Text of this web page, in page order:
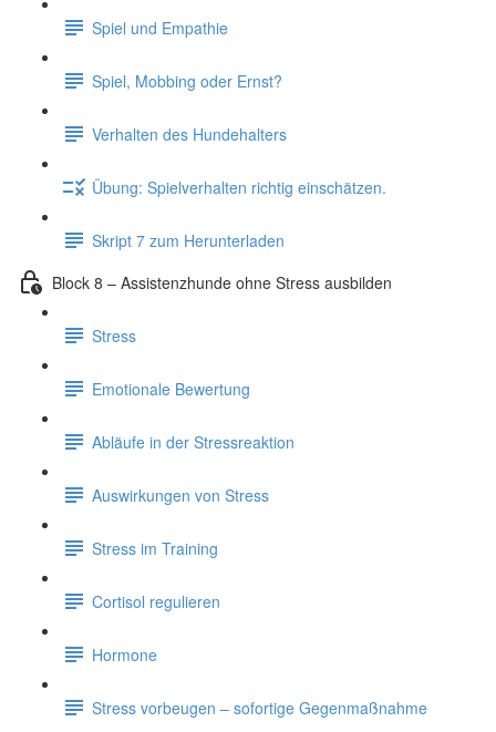
Spiel und Empathie
Spiel, Mobbing oder Ernst?
Verhalten des Hundehalters
Übung: Spielverhalten richtig einschätzen.
Skript 7 zum Herunterladen
Block 8 – Assistenzhunde ohne Stress ausbilden
Stress
Emotionale Bewertung
Abläufe in der Stressreaktion
Auswirkungen von Stress
Stress im Training
Cortisol regulieren
Hormone
Stress vorbeugen – sofortige Gegenmaßnahme